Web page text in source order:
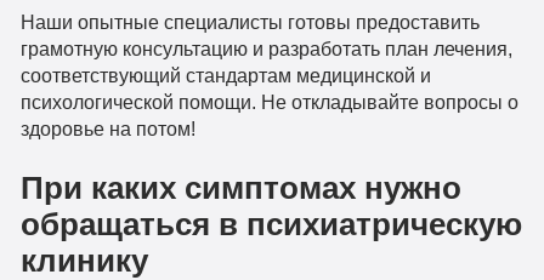
Наши опытные специалисты готовы предоставить
грамотную консультацию и разработать план лечения,
соответствующий стандартам медицинской и
психологической помощи. Не откладывайте вопросы о
здоровье на потом!
При каких симптомах нужно
обращаться в психиатрическую
клинику